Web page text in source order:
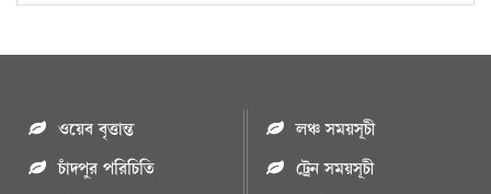
ওয়েব বৃত্তান্ত
চাঁদপুর পরিচিতি
লঞ্চ সময়সূচী
ট্রেন সময়সূচী